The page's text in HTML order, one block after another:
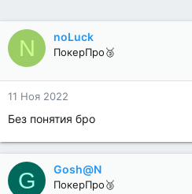
N noLuck
ПокерПро🥉
11 Ноя 2022
Без понятия бро
G Gosh@N
ПокерПро🥉